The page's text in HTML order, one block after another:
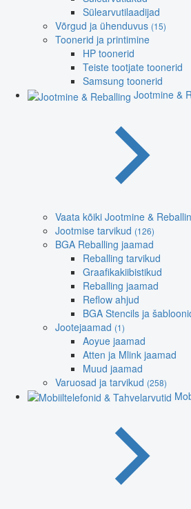
Sülearvutilaadijad
Võrgud ja ühenduvus (15)
Toonerid ja printimine
HP toonerid
Teiste tootjate toonerid
Samsung toonerid
Jootmine &
Vaata kõiki Jootmine &
Jootmise tarvikud (126)
BGA Reballing jaamad
Reballing tarvikud
Graafikakiibistikud
Reballing jaamad
Reflow ahjud
BGA Stencils ja
Jootejaamad (1)
Aoyue jaamad
Atten ja Mlink jaamad
Muud jaamad
Varuosad ja tarvikud (258)